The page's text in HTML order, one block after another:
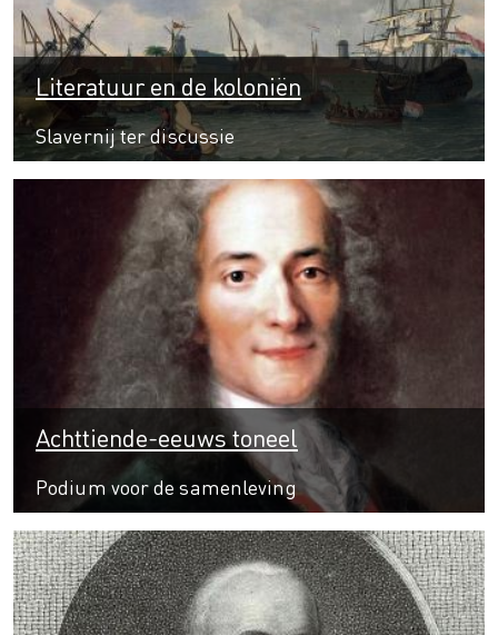
Literatuur en de koloniën
Slavernij ter discussie
Achttiende-eeuws toneel
Podium voor de samenleving